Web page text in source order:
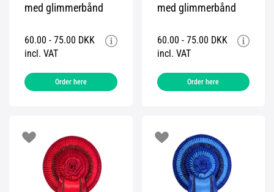
med glimmerbånd
60.00 - 75.00 DKK
incl. VAT
Order here
med glimmerbånd
60.00 - 75.00 DKK
incl. VAT
Order here